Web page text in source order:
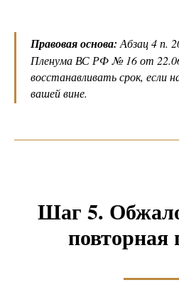
Правовая основа: Абзац 4 п.
Пленума ВС РФ № 16 от
восстанавливать срок, если
вашей вине.
Шаг 5.
повторная